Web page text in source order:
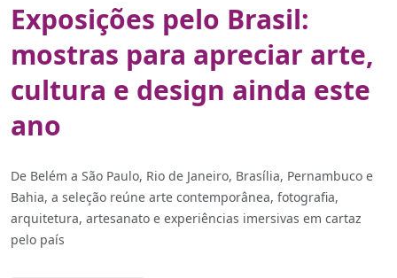
Exposições pelo Brasil:
mostras para apreciar arte,
cultura e design ainda este
ano
De Belém a São Paulo, Rio de Janeiro, Brasília, Pernambuco e
Bahia, a seleção reúne arte contemporânea, fotografia,
arquitetura, artesanato e experiências imersivas em cartaz
pelo país